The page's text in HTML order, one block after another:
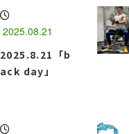
2025.08.21
2025.8.21「b
ack day」